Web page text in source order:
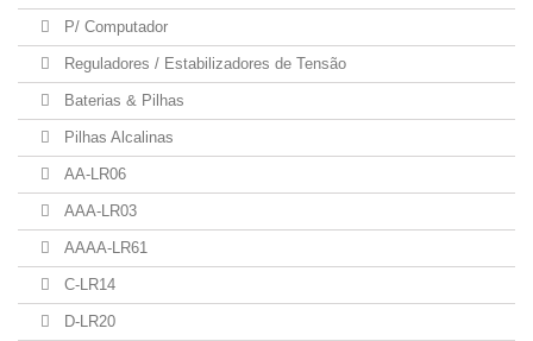
P/ Computador
Reguladores / Estabilizadores de Tensão
Baterias & Pilhas
Pilhas Alcalinas
AA-LR06
AAA-LR03
AAAA-LR61
C-LR14
D-LR20